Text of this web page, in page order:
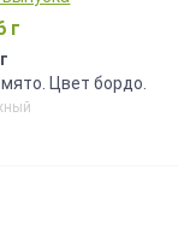
г
Цвет бордо.